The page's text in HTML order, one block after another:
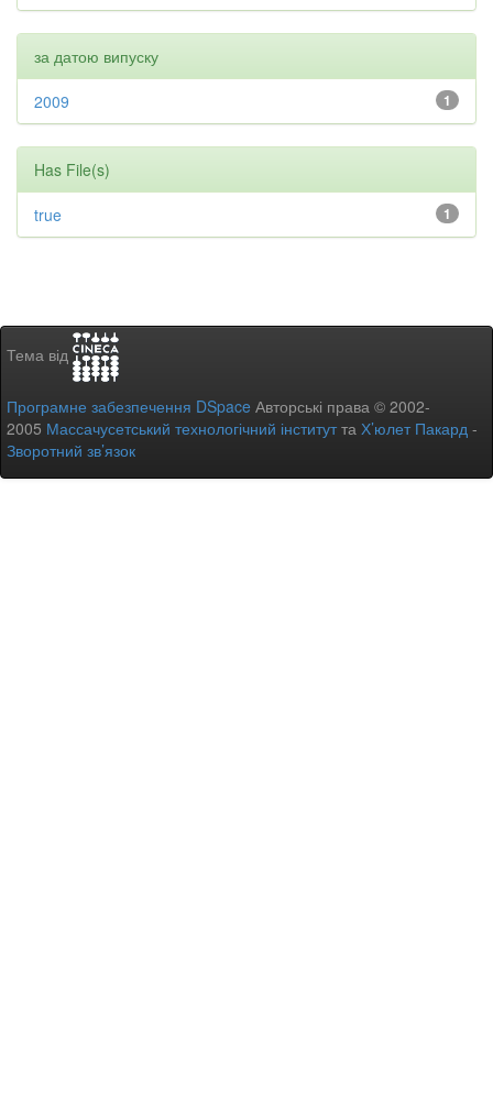
за датою випуску
1
2009
Has File(s)
1
true
Тема від
Програмне забезпечення DSpace Авторські права © 2002-
2005 Массачусетський технологічний інститутта Х’юлет Пакард -
Зворотний зв’язок